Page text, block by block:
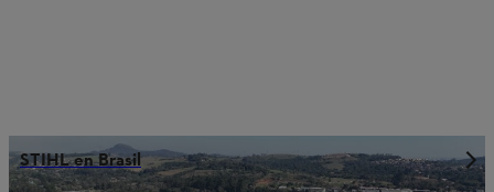
STIHL en Brasil